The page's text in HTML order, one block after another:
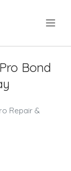
Bond
Repair &